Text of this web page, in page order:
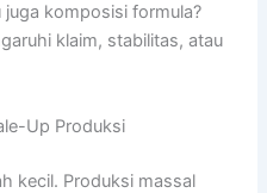
komposisi formula?
klaim, stabilitas, atau
Up Produksi
kecil. Produksi massal